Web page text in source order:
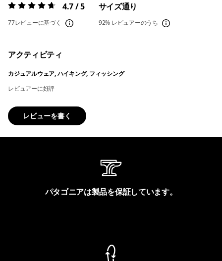
評価:4.7 / 5 4.7 / 5
77レビューに基づく
サイズ通り
92% レビュアーのうち
アクティビティ
カジュアルウェア, ハイキング, フィッシング
レビュアーに好評
レビューを書く
パタゴニアは製品を保証しています。